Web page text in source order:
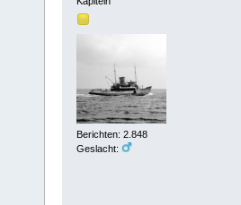
Berichten: 2.848
Geslacht: